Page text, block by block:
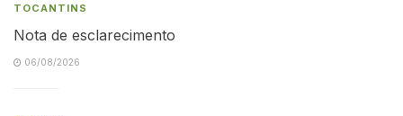
TOCANTINS
Nota de esclarecimento
06/08/2026